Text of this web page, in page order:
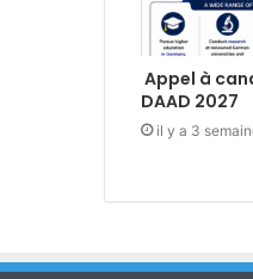
Appel à
DAAD 2027
il y a 3